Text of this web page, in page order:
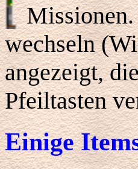
wechseln
angezeigt,
Pfeiltasten
Einige